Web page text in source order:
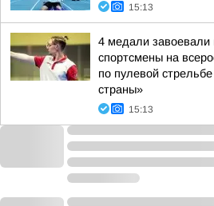
15:13
4 медали завоевали
спортсмены на
по пулевой
страны»
15:13